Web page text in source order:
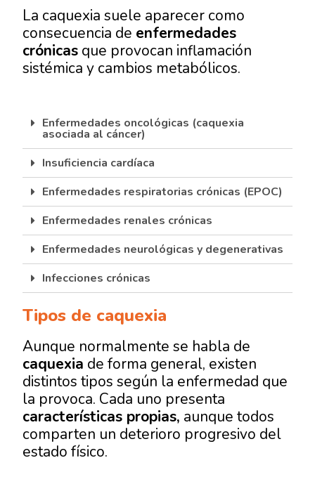
La caquexia suele aparecer como
consecuencia de enfermedades
crónicas que provocan inflamación
sistémica y cambios metabólicos.
Enfermedades oncológicas (caquexia
asociada al cáncer)
Insuficiencia cardíaca
Enfermedades respiratorias crónicas (EPOC)
Enfermedades renales crónicas
Enfermedades neurológicas y degenerativas
Infecciones crónicas
Tipos de caquexia
Aunque normalmente se habla de
caquexia de forma general, existen
distintos tipos según la enfermedad que
la provoca. Cada uno presenta
características propias, aunque todos
comparten un deterioro progresivo del
estado físico.